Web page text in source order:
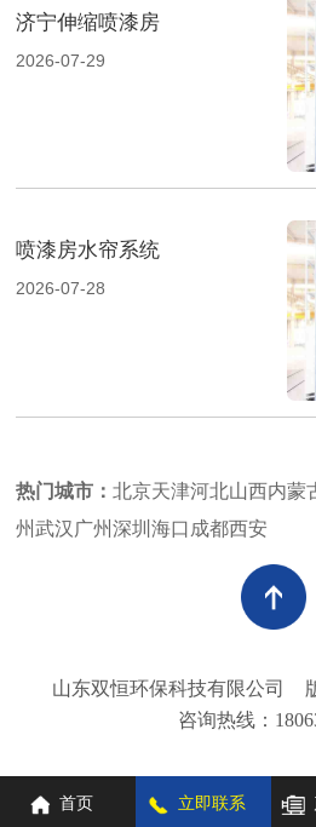
济宁伸缩喷漆房
2026-07-29
喷漆房水帘系统
2026-07-28
热门城市：北京天津河北山西内蒙
州武汉 广州深圳海口 成都西安
山东双恒环保科技有限公司
咨询热线：
首页 立即联系